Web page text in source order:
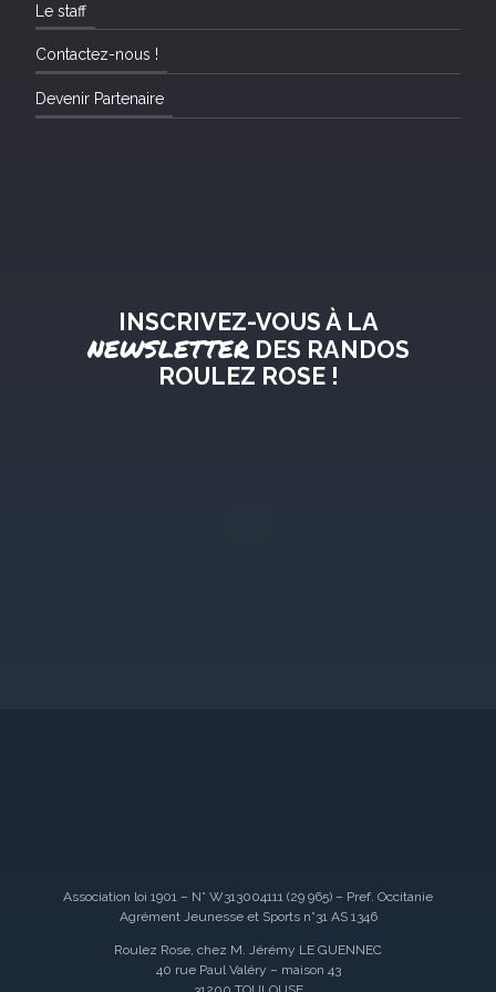
Le staff
Contactez-nous !
Devenir Partenaire
INSCRIVEZ-VOUS À LA
NEWSLETTERDES RANDOS
ROULEZ ROSE !
Association loi 1901 – N° W313004111 (29 965) – Pref. Occitanie
Agrément Jeunesse et Sports n°31 AS 1346
Roulez Rose, chez M. Jérémy LE GUENNEC
40 rue Paul Valéry – maison 43